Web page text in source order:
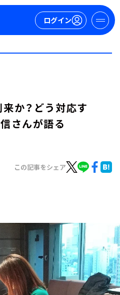
ログイン
か？どう対応す
信さんが語る
この記事をシェア